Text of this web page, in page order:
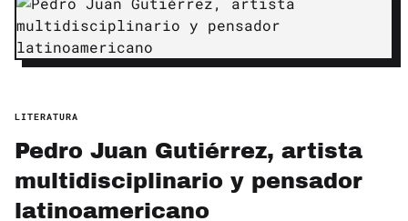
LITERATURA
Pedro Juan Gutiérrez, artista
multidisciplinario y pensador
latinoamericano